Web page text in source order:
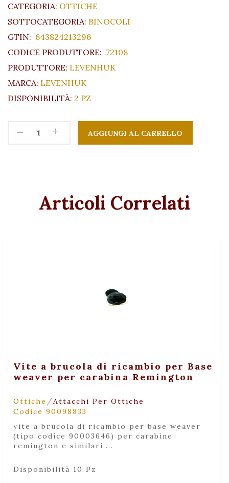
CATEGORIA: OTTICHE
SOTTOCATEGORIA: BINOCOLI
GTIN: 643824213296
CODICE PRODUTTORE: 72108
PRODUTTORE: LEVENHUK
MARCA: LEVENHUK
DISPONIBILITÀ: 2 PZ
- +
Articoli Correlati
+ Visualizza
Vite a brucola di ricambio per Base
weaver per carabina Remington
Ottiche /Attacchi Per Ottiche
Codice 90098833
vite a brucola di ricambio per base weaver
(tipo codice 90003646) per carabine
remington e similari....
Disponibilità 10 Pz